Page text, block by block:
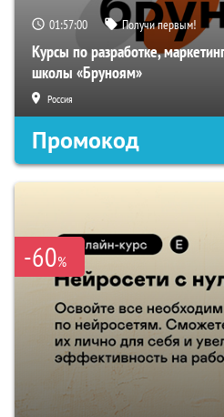
01:56:59 Получи первым!
Курсы по разработке,
школы «Бруноям»
Россия
Промокод
-60%